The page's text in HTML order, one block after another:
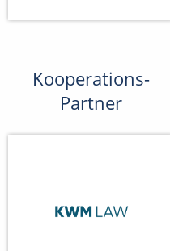
Kooperations-
Partner